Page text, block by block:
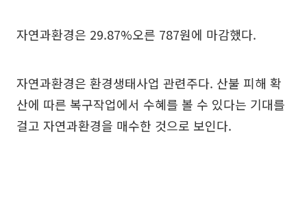
자연과환경은 29.87%오른 787원에 마감했다.
자연과환경은 환경생태사업 관련주다. 산불 피해 확
산에 따른 복구작업에서 수혜를 볼 수 있다는 기대를
걸고 자연과환경을 매수한 것으로 보인다.